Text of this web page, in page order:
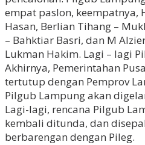
empat paslon, keempatnya,
Hasan, Berlian Tihang –
– Bahktiar Basri, dan M
Lukman Hakim. Lagi – lagi
Akhirnya, Pemerintahan
tertutup dengan Pemprov
Pilgub Lampung akan
Lagi-lagi, rencana Pilgub
kembali ditunda, dan
berbarengan dengan Pileg.